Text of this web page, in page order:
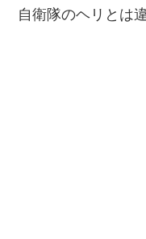
自衛隊のヘリとは